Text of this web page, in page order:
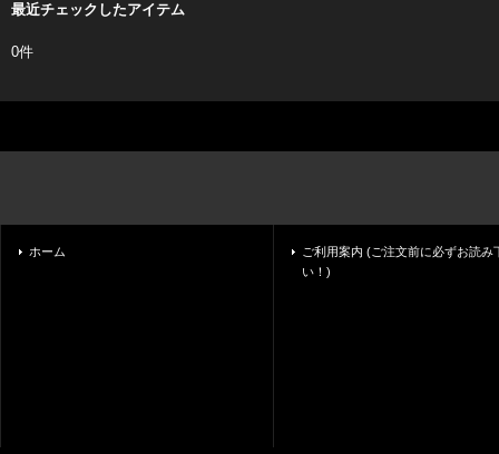
最近チェックしたアイテム
0件
ホーム
ご利用案内 (ご注文前に必ずお読み
い！)